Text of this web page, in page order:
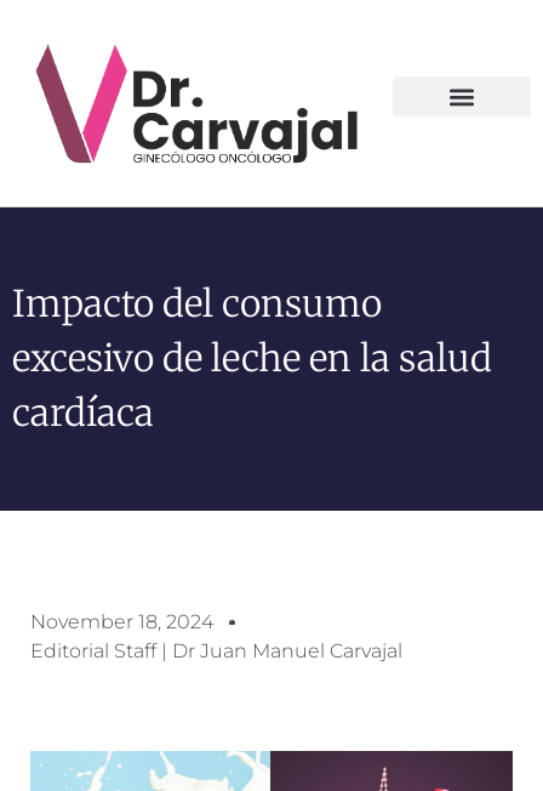
Impacto del consumo
excesivo de leche en la salud
cardíaca
November 18, 2024
Editorial Staff | Dr Juan Manuel Carvajal